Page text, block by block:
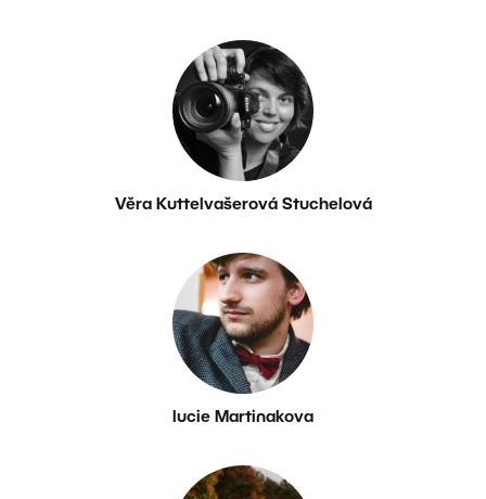
Věra Kuttelvašerová Stuchelová
lucie Martinakova